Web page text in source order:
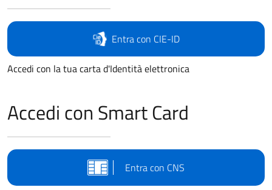
Entra con CIE-ID
Accedi con la tua carta d'Identità elettronica
Accedi con Smart Card
Entra con CNS